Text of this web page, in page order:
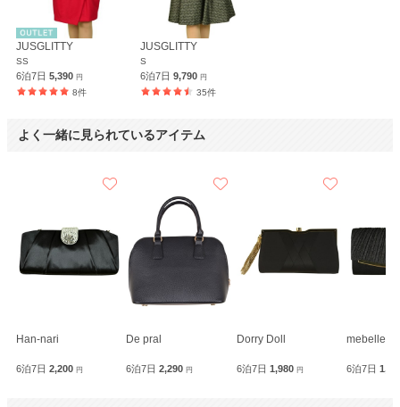
JUSGLITTY
SS
6泊7日 5,390 円
8件
JUSGLITTY
S
6泊7日 9,790 円
35件
よく一緒に見られているアイテム
Han-nari
6泊7日 2,200 円
De pral
6泊7日2,290円
Dorry Doll
6泊7日 1,980 円
mebelle
6泊7日